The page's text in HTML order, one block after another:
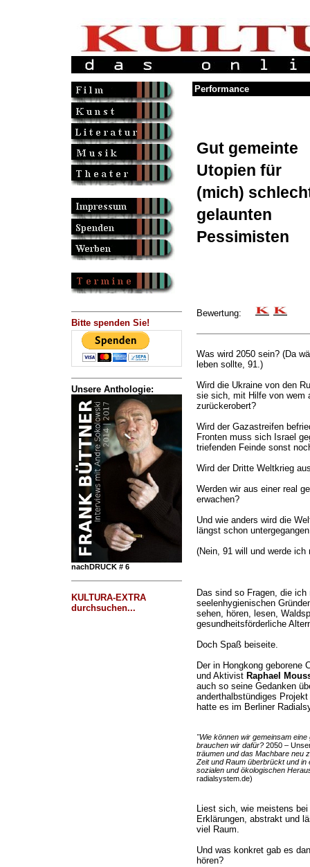
Bitte spenden Sie!
Unsere Anthologie:
nachDRUCK # 6
KULTURA-EXTRA
durchsuchen...
Performance
Gut gemeinte
Utopien für
(mich)
gelaunten
Pessimisten
Bewertung:
Was wird 2050 sein? (Da
leben sollte, 91.)
Wird die Ukraine von den
sie sich, mit Hilfe von wem
zurückerobert?
Wird der Gazastreifen
Fronten muss sich Israel
triefenden Feinde sonst
Wird der Dritte Weltkrieg
Werden wir aus einer real
erwachen?
Und wie anders wird die
längst schon
(Nein, 91 will und werde
Das sind so Fragen, die
seelenhygienischen
sehen, hören, lesen,
gesundheitsförderliche
Doch Spaß beiseite.
Der in Hongkong geborene
und Aktivist Raphael
auch so seine Gedanken
anderthalbstündiges Projekt
hatte es im Berliner
"Wie können wir gemeinsam
brauchen wir dafür?2050 –
träumen und das Machbare neu
Zeit und Raum überbrückt und in
sozialen und ökologischen
radialsystem.de)
Liest sich, wie meistens
Erklärungen, abstrakt und
viel Raum.
Und was konkret gab es
hören?